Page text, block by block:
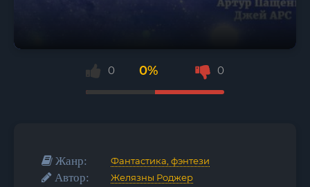
0 0% 0
Жанр: Фантастика, фэнтези
Автор: Желязны Роджер